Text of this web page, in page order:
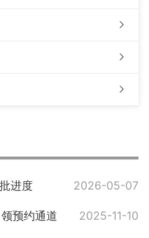
进度 2026-05-07
预约通道 2025-11-10